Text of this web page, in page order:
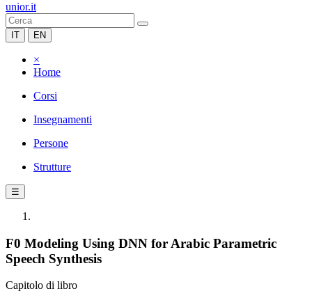
unior.it
IT EN
×
Home
Corsi
Insegnamenti
Persone
Strutture
☰
F0 Modeling Using DNN for Arabic Parametric
Speech Synthesis
Capitolo di libro